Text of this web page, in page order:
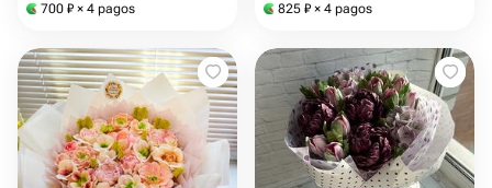
700 ₽ × 4 pagos 825 ₽ × 4 pagos